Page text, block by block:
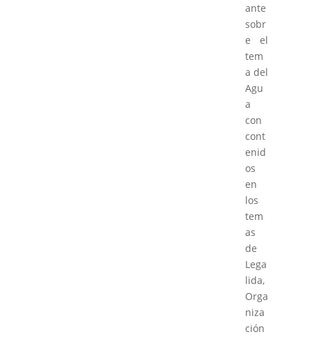
ante
sobr
e el
tem
a del
Agu
a
con
cont
enid
os
en
los
tem
as
de
Lega
lida,
Orga
niza
ción